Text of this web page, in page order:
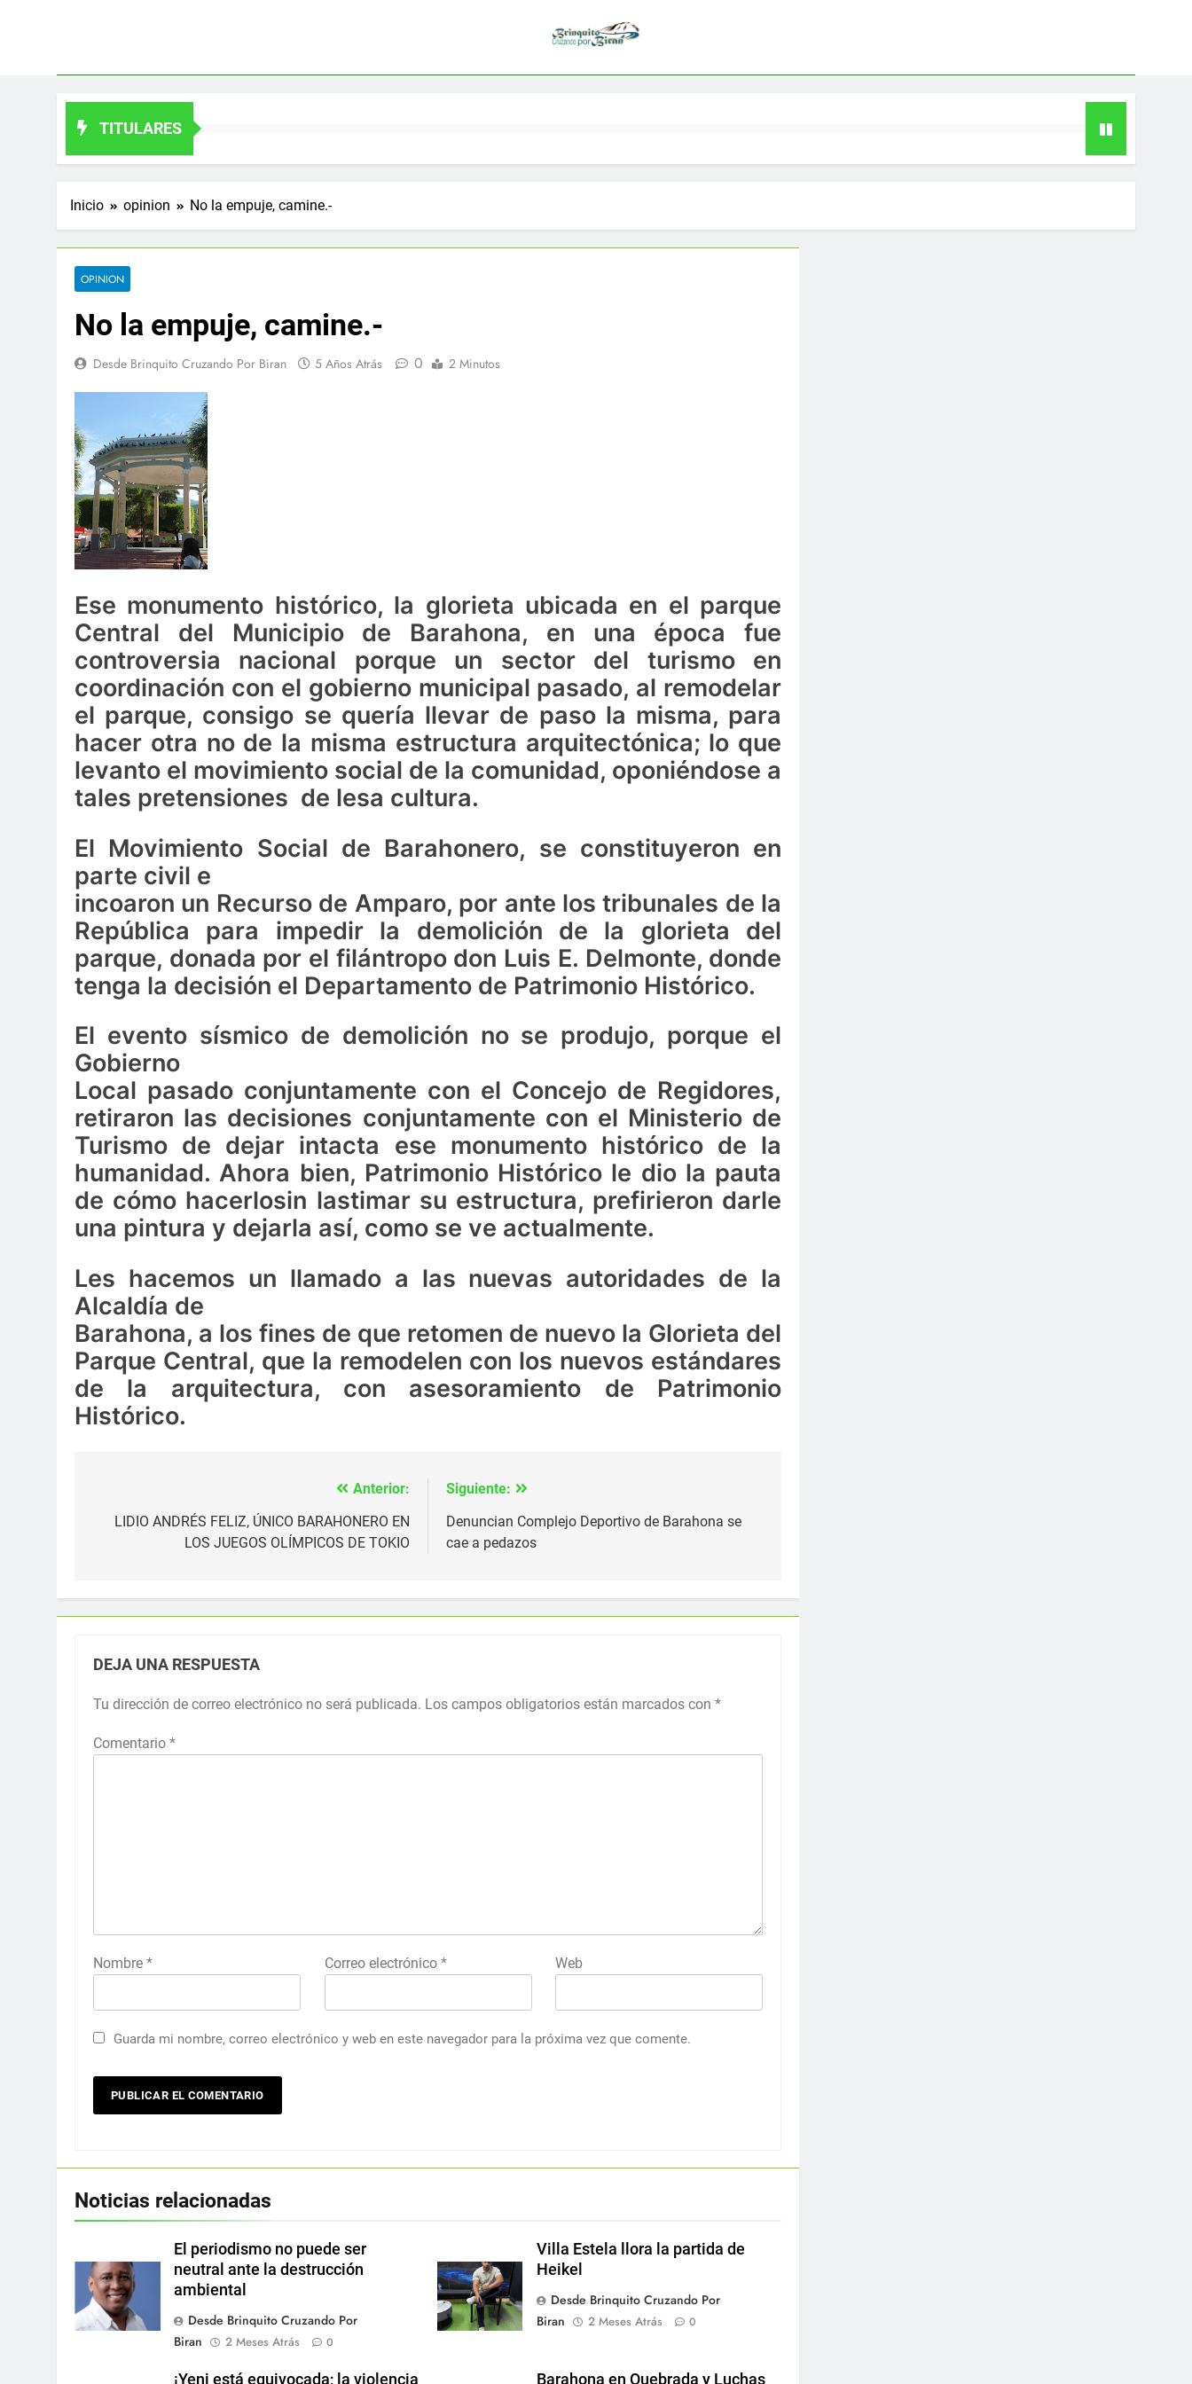
TITULARES
Inicio opinion No la empuje, camine.-
OPINION
No la empuje, camine.-
Desde Brinquito Cruzando Por Biran 5 Años Atrás 0 2 Minutos
Ese monumento histórico, la glorieta ubicada en el parque
Central del Municipio de Barahona, en una época fue
controversia nacional porque un sector del turismo en
coordinación con el gobierno municipal pasado, al remodelar
el parque, consigo se quería llevar de paso la misma, para
hacer otra no de la misma estructura arquitectónica; lo que
levanto el movimiento social de la comunidad, oponiéndose a
tales pretensiones de lesa cultura.
El Movimiento Social de Barahonero, se constituyeron en
parte civil e
incoaron un Recurso de Amparo, por ante los tribunales de la
República para impedir la demolición de la glorieta del
parque, donada por el filántropo don Luis E. Delmonte, donde
tenga la decisión el Departamento de Patrimonio Histórico.
El evento sísmico de demolición no se produjo, porque el
Gobierno
Local pasado conjuntamente con el Concejo de Regidores,
retiraron las decisiones conjuntamente con el Ministerio de
Turismo de dejar intacta ese monumento histórico de la
humanidad. Ahora bien, Patrimonio Histórico le dio la pauta
de cómo hacerlosin lastimar su estructura, prefirieron darle
una pintura y dejarla así, como se ve actualmente.
Les hacemos un llamado a las nuevas autoridades de la
Alcaldía de
Barahona, a los fines de que retomen de nuevo la Glorieta del
Parque Central, que la remodelen con los nuevos estándares
de la arquitectura, con asesoramiento de Patrimonio
Histórico.
Anterior:
LIDIO ANDRÉS FELIZ, ÚNICO BARAHONERO EN
LOS JUEGOS OLÍMPICOS DE TOKIO
Siguiente:
Denuncian Complejo Deportivo de Barahona se
cae a pedazos
DEJA UNA RESPUESTA
Tu dirección de correo electrónico no será publicada. Los campos obligatorios están marcados con *
Comentario *
Nombre * Correo electrónico * Web
Guarda mi nombre, correo electrónico y web en este navegador para la próxima vez que comente.
Noticias relacionadas
El periodismo no puede ser
neutral ante la destrucción
ambiental
Desde Brinquito Cruzando Por
Biran
2 Meses Atrás 0
Villa Estela llora la partida de
Heikel
Desde Brinquito Cruzando Por
Biran
2 Meses Atrás 0
¡Yeni está equivocada; la violencia Barahona en Quebrada y Luchas